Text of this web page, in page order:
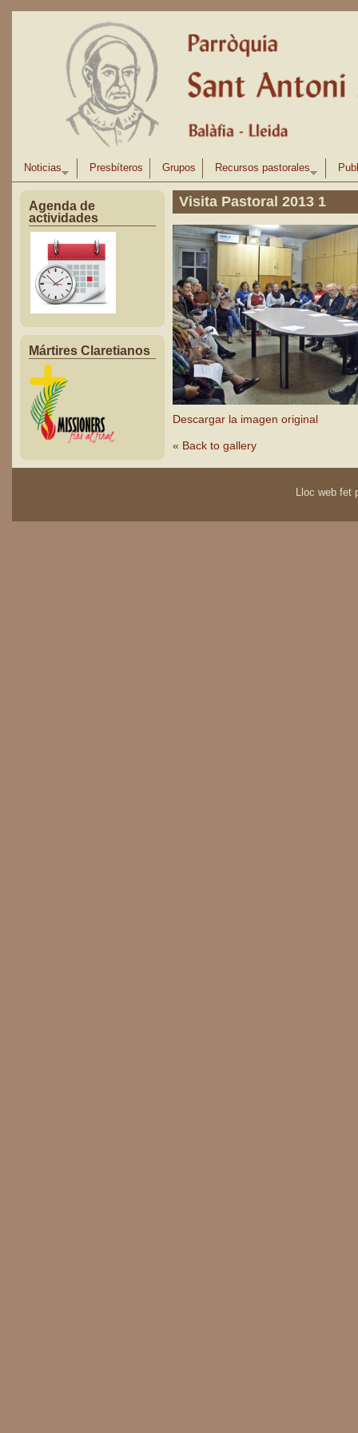
Pasar al contenido principal
Noticias Presbíteros Grupos Recursos pastorales
Agenda de
actividades
Mártires Claretianos
Visita Pastoral 2013 1
Descargar la imagen original
« Back to gallery
Lloc web fet